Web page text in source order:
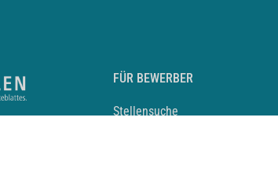
FÜR BEWERBER
Stellensuche